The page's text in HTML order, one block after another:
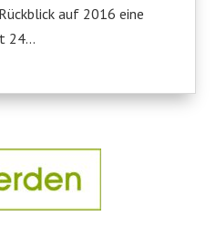
auf 2016 eine
24...